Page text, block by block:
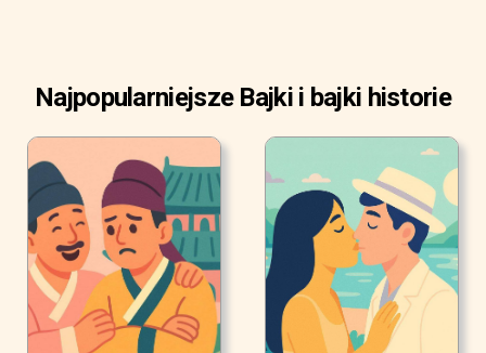
Najpopularniejsze Bajki i bajki historie